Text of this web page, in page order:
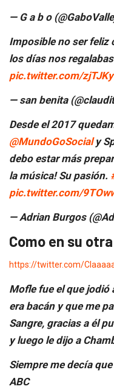
— G a b o
Imposible no ser feliz
los días nos
pic.twitter.com/
— san benita
Desde el 2017
@MundoGoSocialy
debo estar más
la música! Su pasión.
pic.twitter.com/
— Adrian Burgos
Como en su
https://twitter.com/
Mofle fue el que jodió
era bacán y que me
Sangre, gracias a él
y luego le dijo a
Siempre me decía
ABC